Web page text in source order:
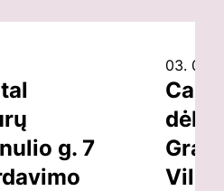
g. 7
03. 07.
dėl